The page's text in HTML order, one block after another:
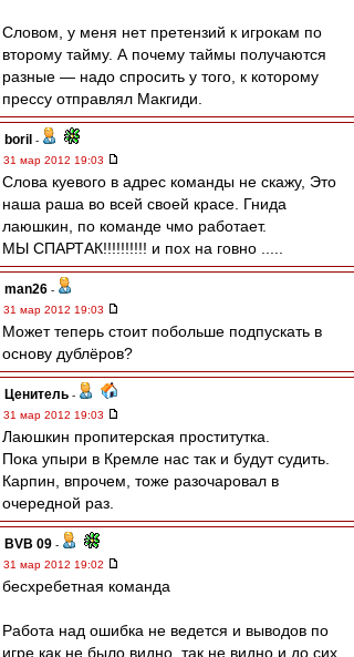
Словом, у меня нет претензий к игрокам по
второму тайму. А почему таймы получаются
разные — надо спросить у того, к которому
прессу отправлял Макгиди.
boril -
31 мар 2012 19:03
Слова куевого в адрес команды не скажу, Это
наша раша во всей своей красе. Гнида
лаюшкин, по команде чмо работает.
МЫ СПАРТАК!!!!!!!!!! и пох на говно .....
man26 -
31 мар 2012 19:03
Может теперь стоит побольше подпускать в
основу дублёров?
Ценитель -
31 мар 2012 19:03
Лаюшкин пропитерская проститутка.
Пока упыри в Кремле нас так и будут судить.
Карпин, впрочем, тоже разочаровал в
очередной раз.
BVB 09 -
31 мар 2012 19:02
бесхребетная команда
Работа над ошибка не ведется и выводов по
игре как не было видно, так не видно и до сих